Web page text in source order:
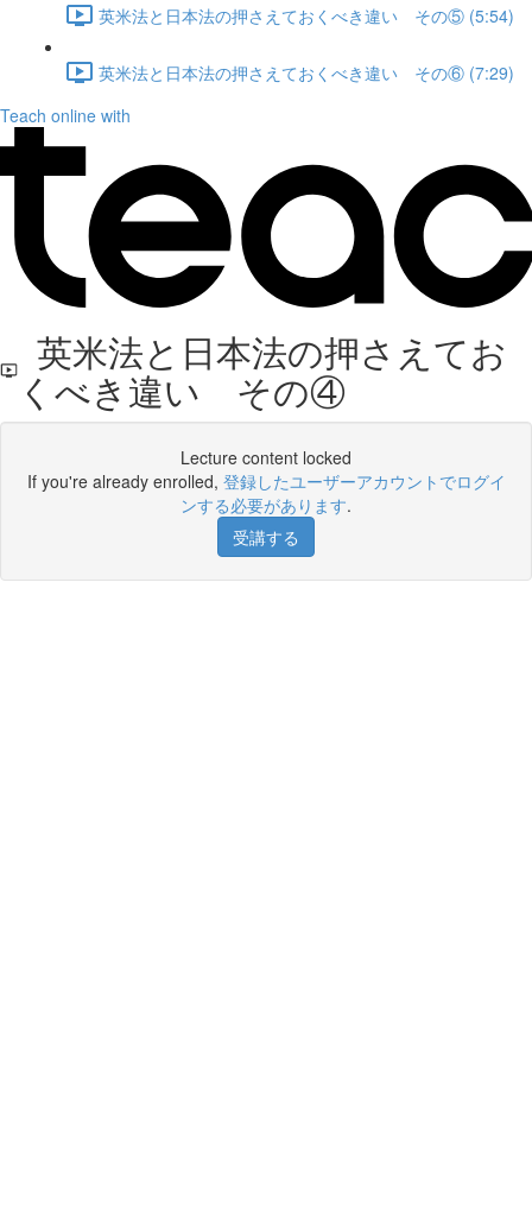
英米法と日本法の押さえておくべき違い その⑤ (5:54)
英米法と日本法の押さえておくべき違い その⑥ (7:29)
Teach online with
英米法と日本法の押さえてお
くべき違い その④
Lecture content locked
If you're already enrolled, 登録したユーザーアカウントでログイ
ンする必要があります.
受講する